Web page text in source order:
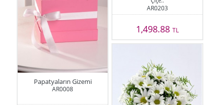
Papatyaların Gizemi
AR0008
AR0203
1,498.88 TL